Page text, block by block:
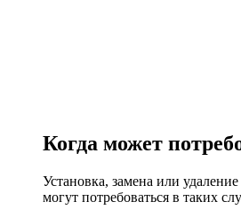
Когда может
Установка, замена или
могут потребоваться в таких